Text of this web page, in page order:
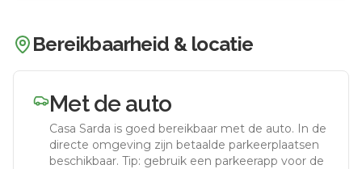
Bereikbaarheid & locatie
Met de auto
Casa Sarda is goed bereikbaar met de auto. In de
directe omgeving zijn betaalde parkeerplaatsen
beschikbaar. Tip: gebruik een parkeerapp voor de